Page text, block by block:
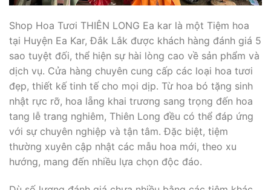
Shop Hoa Tươi THIÊN LONG Ea kar là một Tiệm hoa
tại Huyện Ea Kar, Đắk Lắk được khách hàng đánh giá 5
sao tuyệt đối, thể hiện sự hài lòng cao về sản phẩm và
dịch vụ. Cửa hàng chuyên cung cấp các loại hoa tươi
đẹp, thiết kế tinh tế cho mọi dịp. Từ hoa bó tặng sinh
nhật rực rỡ, hoa lẵng khai trương sang trọng đến hoa
tang lễ trang nghiêm, Thiên Long đều có thể đáp ứng
với sự chuyên nghiệp và tận tâm. Đặc biệt, tiệm
thường xuyên cập nhật các mẫu hoa mới, theo xu
hướng, mang đến nhiều lựa chọn độc đáo.